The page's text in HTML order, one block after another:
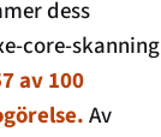
dess
core-skanning
av 100
Av